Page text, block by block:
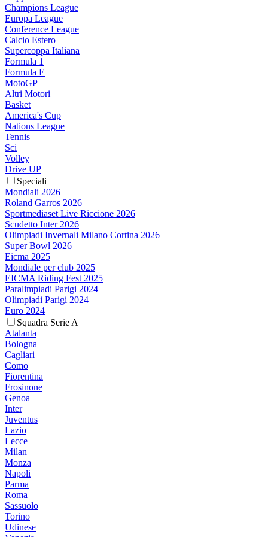
Champions League
Europa League
Conference League
Calcio Estero
Supercoppa Italiana
Formula 1
Formula E
MotoGP
Altri Motori
Basket
America's Cup
Nations League
Tennis
Sci
Volley
Drive UP
Speciali
Mondiali 2026
Roland Garros 2026
Sportmediaset Live Riccione 2026
Scudetto Inter 2026
Olimpiadi Invernali Milano Cortina 2026
Super Bowl 2026
Eicma 2025
Mondiale per club 2025
EICMA Riding Fest 2025
Paralimpiadi Parigi 2024
Olimpiadi Parigi 2024
Euro 2024
Squadra Serie A
Atalanta
Bologna
Cagliari
Como
Fiorentina
Frosinone
Genoa
Inter
Juventus
Lazio
Lecce
Milan
Monza
Napoli
Parma
Roma
Sassuolo
Torino
Udinese